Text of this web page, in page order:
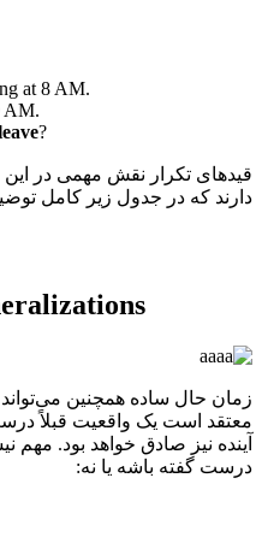
at 8 AM.
AM.
?
قیدهای تکرار نقش مهمی در این
دارند که در جدول زیر کامل
زمان حال ساده همچنین می‌تواند
معتقد است یک واقعیت قبلاً
آینده نیز صادق خواهد بود.
درست گفته باشه یا نه: